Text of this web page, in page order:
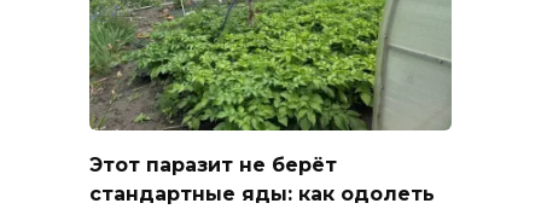
Этот паразит не берёт
стандартные яды: как одолеть